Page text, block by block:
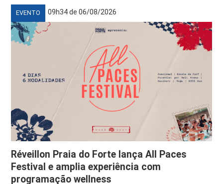
EVENTO 09h34 de 06/08/2026
Réveillon Praia do Forte lança All Paces
Festival e amplia experiência com
programação wellness